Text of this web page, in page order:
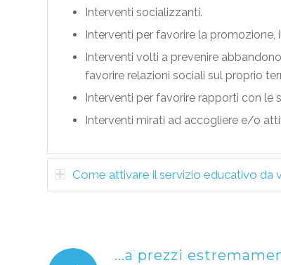
Interventi socializzanti.
Interventi per favorire la promozione,
Interventi volti a prevenire
favorire relazioni sociali sul proprio
Interventi per favorire rapporti con le
Interventi mirati ad accogliere e/o
Come attivare il servizio educativo da
...a prezzi